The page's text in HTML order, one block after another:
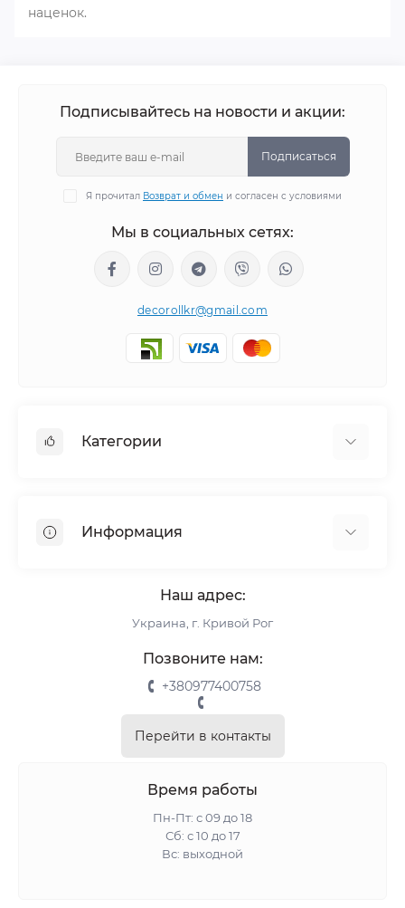
наценок.
Подписывайтесь на новости и акции:
Подписаться
Я прочитал Возврат и обмен и согласен с условиями
Мы в социальных сетях:
decorollkr@gmail.com
Категории
Рулонные шторы
Информация
Возврат и обмен
Связаться с нами
Наш адрес:
Украина, г. Кривой Рог
Позвоните нам:
+380977400758
Перейти в контакты
Время работы
Пн-Пт: с 09 до 18
Сб: с 10 до 17
Вс: выходной